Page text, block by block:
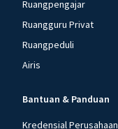
Ruangpengajar
Ruangguru Privat
Ruangpeduli
Airis
Bantuan & Panduan
Kredensial Perusahaan